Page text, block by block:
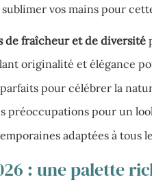
vos mains pour
de fraîcheur et de diversité
originalité et élégance
pour célébrer la
préoccupations pour un
adaptées à tous
: une palette